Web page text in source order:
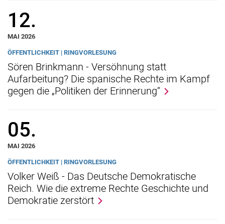
12.
MAI 2026
ÖFFENTLICHKEIT | RINGVORLESUNG
Sören Brinkmann - Versöhnung statt
Aufarbeitung? Die spanische Rechte im Kampf
gegen die „Politiken der Erinnerung“
05.
MAI 2026
ÖFFENTLICHKEIT | RINGVORLESUNG
Volker Weiß - Das Deutsche Demokratische
Reich. Wie die extreme Rechte Geschichte und
Demokratie zerstört